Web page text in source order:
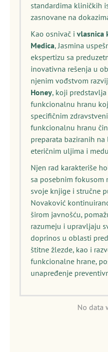
standardima kliničkih
zasnovane na
Kao osnivač i vlasnica
Medica, Jasmina
ekspertizu sa
inovativna rešenja u
njenim vođstvom
Honey, koji
funkcionalnu hranu
specifičnim
funkcionalnu hranu
preparata baziranih
eteričnim uljima i
Njen rad karakteriše
sa posebnim fokusom
svoje knjige i stručne
Novaković
širom javnošću,
razumeju i upravljaju
doprinos u oblasti
štitne žlezde, kao i
funkcionalne hrane,
unapređenje
No data